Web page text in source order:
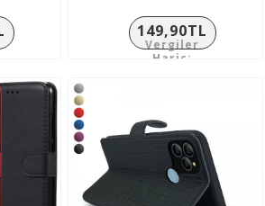
149,90TL
Vergiler
Hariç: